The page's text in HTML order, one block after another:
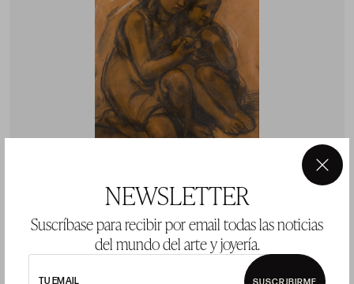
NEWSLETTER
Suscríbase para recibir por email todas las noticias
del mundo del arte y joyería.
TU EMAIL SUSCRIBIRME
×
JUAN BAUTISTA PORCAR RIPOLLES
CASTELLON DE LA PLAN (1889) / (1974)